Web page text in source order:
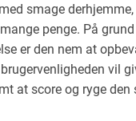
smage
penge. På
er den nem at
vil
at score og ryge den